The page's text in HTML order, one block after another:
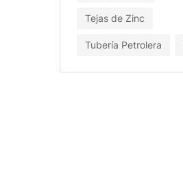
Tejas de Zinc
Tubería Petrolera